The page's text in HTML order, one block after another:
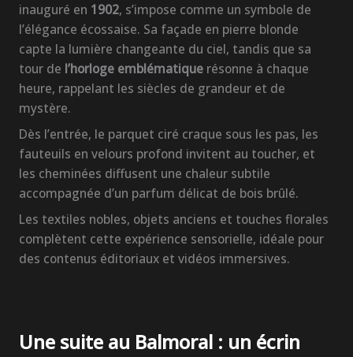
inauguré en 1902, s’impose comme un symbole de
l’élégance écossaise. Sa façade en pierre blonde
capte la lumière changeante du ciel, tandis que sa
tour de l’horloge emblématiquerésonne à chaque
heure, rappelant les siècles de grandeur et de
mystère.
Dès l’entrée, le parquet ciré craque sous les pas, les
fauteuils en velours profond invitent au toucher, et
les cheminées diffusent une chaleur subtile
accompagnée d’un parfum délicat de bois brûlé.
Les textiles nobles, objets anciens et touches florales
complètent cette expérience sensorielle, idéale pour
des contenus éditoriaux et vidéos immersives.
Une suite au Balmoral : un écrin